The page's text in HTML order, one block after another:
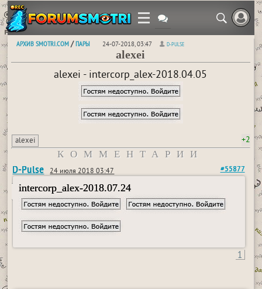
АРХИВ SMOTRI.COM /ПАРЫ 24-07-2018, 03:47 D-PULSE
alexei
alexei - intercorp_alex-2018.04.05
alexei +2
КОММЕНТАРИИ
D-Pulse 24 июля 2018 03:47 #55877
intercorp_alex-2018.07.24
1